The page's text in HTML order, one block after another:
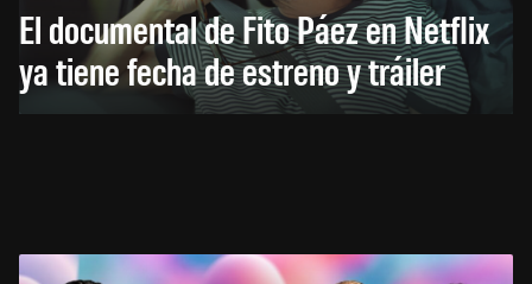
El documental de Fito Páez en Netflix
ya tiene fecha de estreno y tráiler